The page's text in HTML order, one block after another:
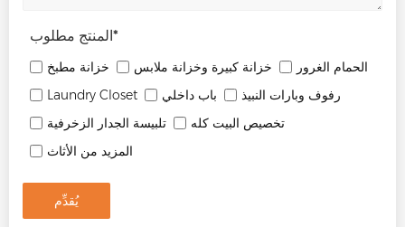
المنتج مطلوب*
خزانة مطبخ خزانة كبيرة وخزانة ملابس
الحمام الغرور
Laundry Closet
باب داخلي
رفوف وبارات النبيذ
تلبيسة الجدار الزخرفية
تخصيص البيت كله
المزيد من الأثاث
يُقدِّم